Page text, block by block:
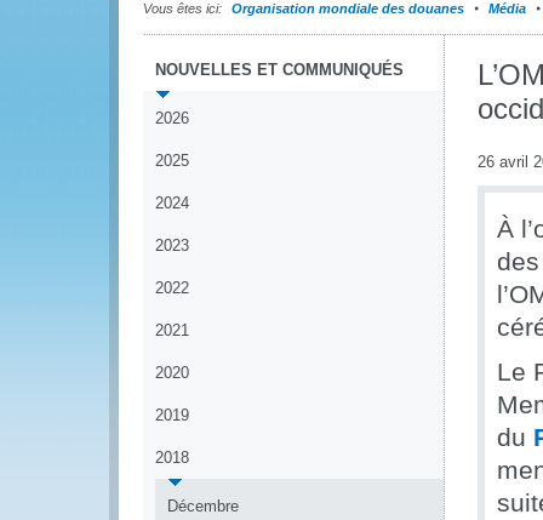
Vous êtes ici: Organisation mondiale des douanes Média
NOUVELLES ET COMMUNIQUÉS
2026
2025
2024
2023
2022
2021
2020
2019
2018
Décembre
26 avril
À
Le
du